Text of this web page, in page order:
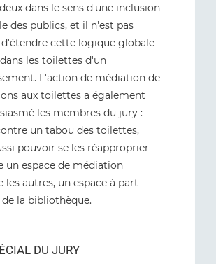
dans le sens d'une inclusion
des publics, et il n'est pas
cette logique globale
les toilettes d'un
L'action de médiation de
aux toilettes a également
les membres du jury :
un tabou des toilettes,
pouvoir se les réapproprier
un espace de médiation
les autres, un espace à part
la bibliothèque.
DU JURY